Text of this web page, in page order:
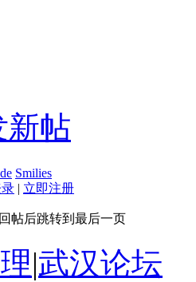
新帖
Smilies
| 立即注册
回帖后跳转到最后一页
|武汉论坛